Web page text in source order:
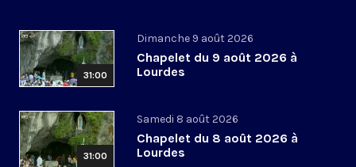
31:00
Dimanche 9 août 2026
Chapelet du 9 août 2026 à
Lourdes
31:00
Samedi 8 août 2026
Chapelet du 8 août 2026 à
Lourdes